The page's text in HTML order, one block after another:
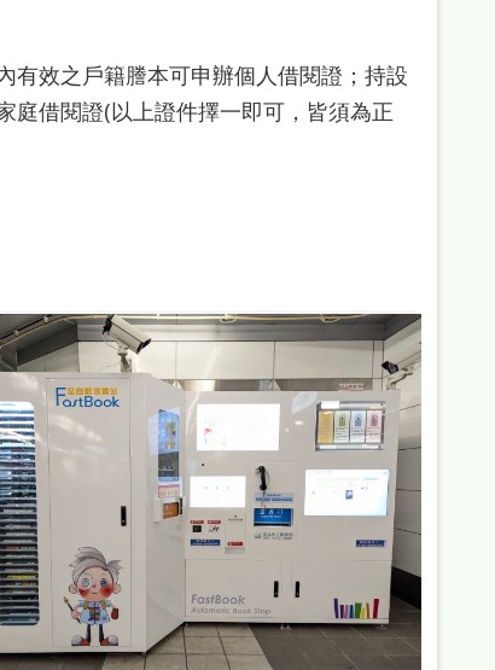
有效之戶籍謄本可申辦個人借閱證；持設
庭借閱證(以上證件擇一即可，皆須為正